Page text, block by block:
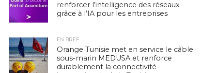
renforcer l’intelligence des réseaux
grâce à l’IA pour les entreprises
EN BREF
Orange Tunisie met en service le câble
sous-marin MEDUSA et renforce
durablement la connectivité